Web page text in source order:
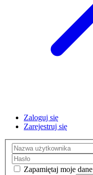
Zaloguj się
Zarejestruj się
Zapamiętaj moje dane